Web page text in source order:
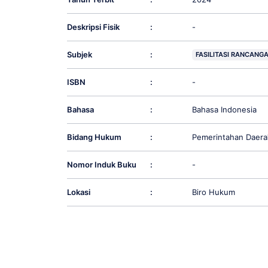
Deskripsi Fisik : -
Subjek : FASILITASI
ISBN : -
Bahasa : Bahasa Indonesia
Bidang Hukum : Pemerintahan
Nomor Induk Buku : -
Lokasi : Biro Hukum